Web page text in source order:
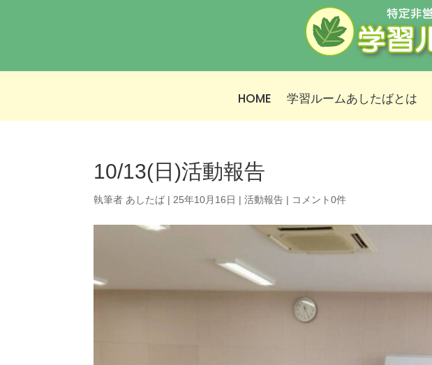
HOME 学習ルームあしたばとは
10/13(日)活動報告
執筆者 あしたば | 25年10月16日 |活動報告 | コメント0件